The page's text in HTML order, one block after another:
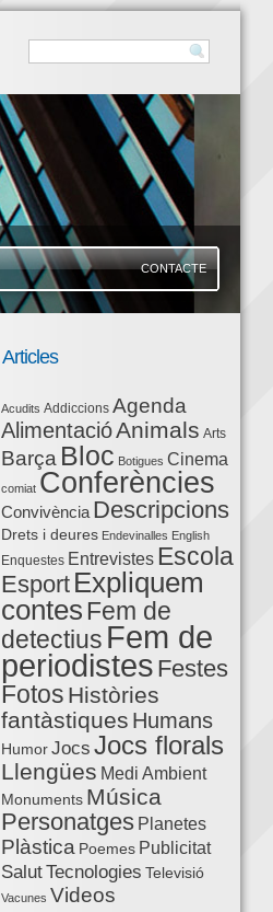
CONTACTE
Articles
Acudits Addiccions Agenda
AlimentacióAnimals Arts
Barça Bloc Botigues Cinema
comiat Conferències
Convivència Descripcions
Drets i deures Endevinalles English
Enquestes Entrevistes Escola
Esport Expliquem
contes Fem de
detectius Fem de
periodistes Festes
Fotos Històries
fantàstiques Humans
Humor Jocs Jocs florals
Llengües Medi Ambient
Monuments Música
Personatges Planetes
Plàstica Poemes Publicitat
SalutTecnologies Televisió
Vacunes Videos